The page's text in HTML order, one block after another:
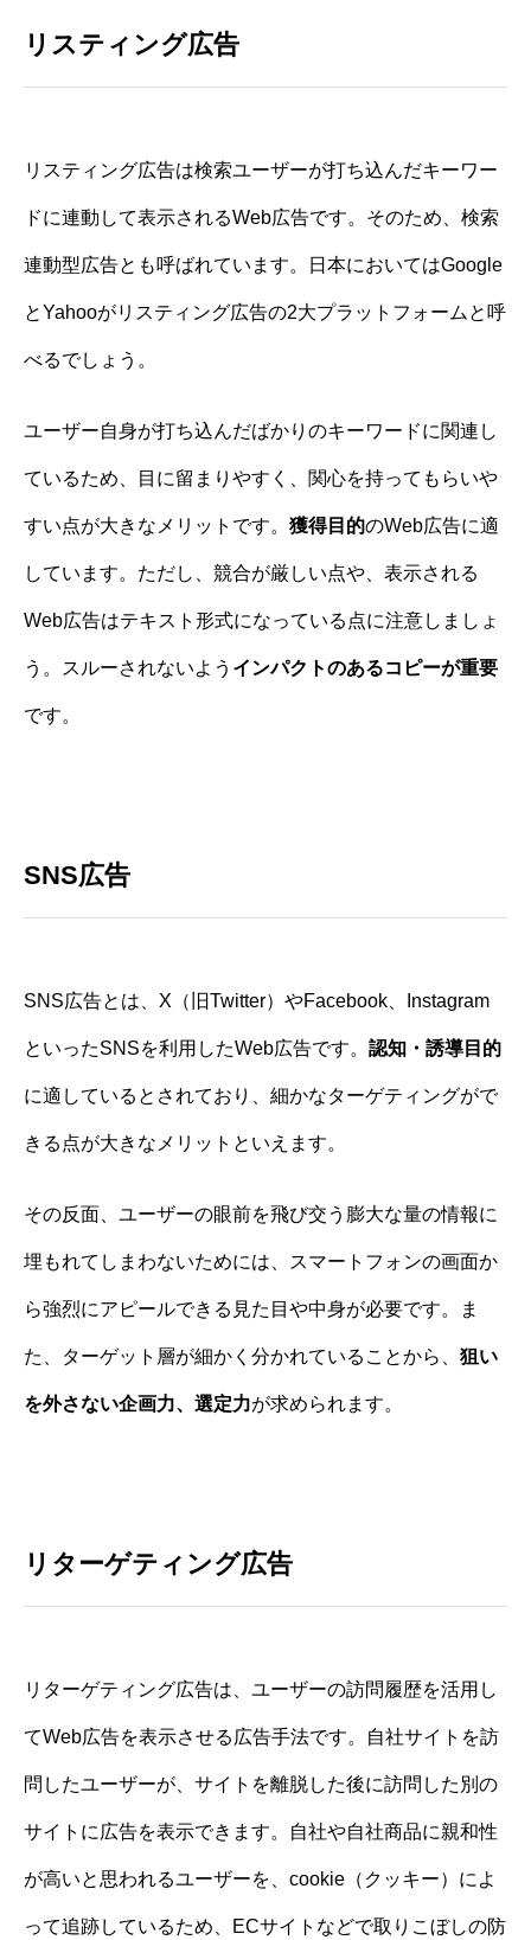
リスティング広告
リスティング広告は検索ユーザーが打ち込んだキーワー
ドに連動して表示されるWeb広告です。そのため、検索
連動型広告とも呼ばれています。日本においてはGoogle
とYahooがリスティング広告の2大プラットフォームと呼
べるでしょう。
ユーザー自身が打ち込んだばかりのキーワードに関連し
ているため、目に留まりやすく、関心を持ってもらいや
すい点が大きなメリットです。 獲得目的のWeb広告に適
しています。ただし、競合が厳しい点や、表示される
Web広告はテキスト形式になっている点に注意しましょ
う。スルーされないよう インパクトのあるコピーが重要
です。
SNS広告
SNS広告とは、X（旧Twitter）やFacebook、Instagram
といったSNSを利用したWeb広告です。 認知・誘導目的
に適しているとされており、細かなターゲティングがで
きる点が大きなメリットといえます。
その反面、ユーザーの眼前を飛び交う膨大な量の情報に
埋もれてしまわないためには、スマートフォンの画面か
ら強烈にアピールできる見た目や中身が必要です。ま
た、ターゲット層が細かく分かれていることから、 狙い
を外さない企画力、選定力が求められます。
リターゲティング広告
リターゲティング広告は、ユーザーの訪問履歴を活用し
てWeb広告を表示させる広告手法です。自社サイトを訪
問したユーザーが、サイトを離脱した後に訪問した別の
サイトに広告を表示できます。自社や自社商品に親和性
が高いと思われるユーザーを、cookie（クッキー）によ
って追跡しているため、ECサイトなどで取りこぼしの防